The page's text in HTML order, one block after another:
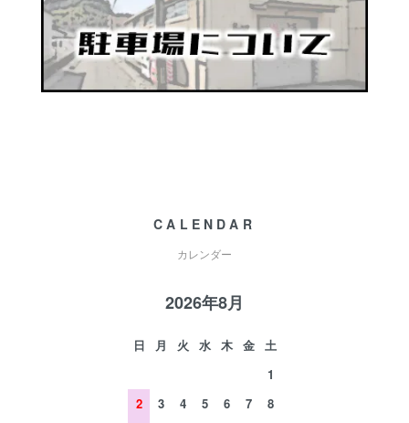
CALENDAR
カレンダー
2026年8月
日 月 火 水 木 金
土
1
2
3 4 5 6 7
8